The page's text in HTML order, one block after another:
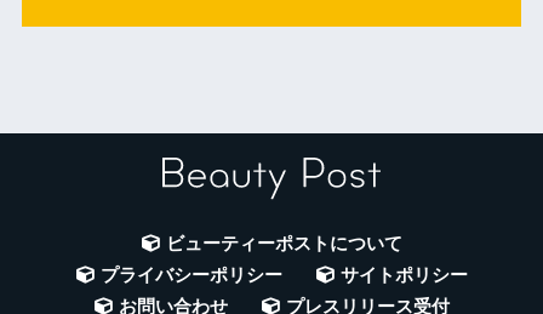
ビューティーポストについて
プライバシーポリシー
サイトポリシー
お問い合わせ
プレスリリース受付